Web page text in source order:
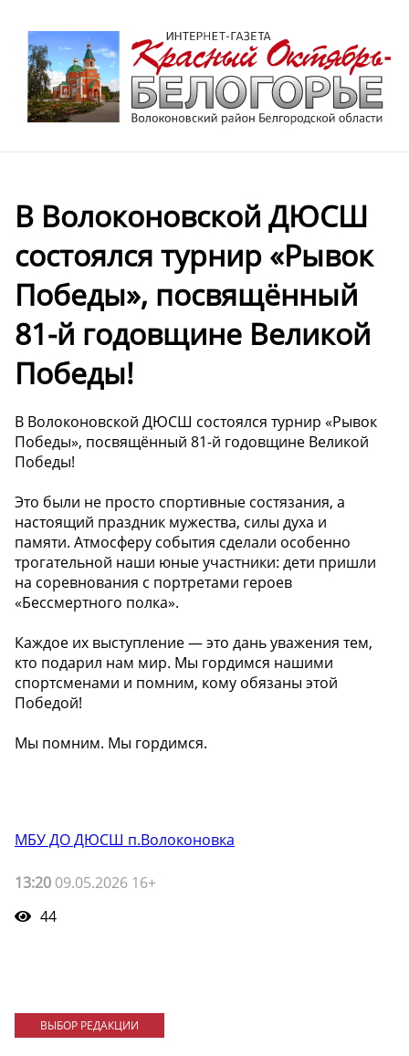
В Волоконовской ДЮСШ
состоялся турнир «Рывок
Победы», посвящённый
81-й годовщине Великой
Победы!
В Волоконовской ДЮСШ состоялся турнир «Рывок
Победы», посвящённый 81-й годовщине Великой
Победы!
Это были не просто спортивные состязания, а
настоящий праздник мужества, силы духа и
памяти. Атмосферу события сделали особенно
трогательной наши юные участники: дети пришли
на соревнования с портретами героев
«Бессмертного полка».
Каждое их выступление — это дань уважения тем,
кто подарил нам мир. Мы гордимся нашими
спортсменами и помним, кому обязаны этой
Победой!
Мы помним. Мы гордимся.
МБУ ДО ДЮСШ п.Волоконовка
13:20 09.05.2026 16+
44
ВЫБОР РЕДАКЦИИ